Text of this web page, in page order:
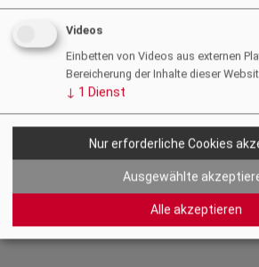
Videos
Einbetten von Videos aus externen
Bereicherung der Inhalte dieser
↓ 1 Dienst
Nur erforderliche Cookies
Ausgewählte
Alle akzeptieren
Werden Sie Funktionär:in und
Berufsstand mit